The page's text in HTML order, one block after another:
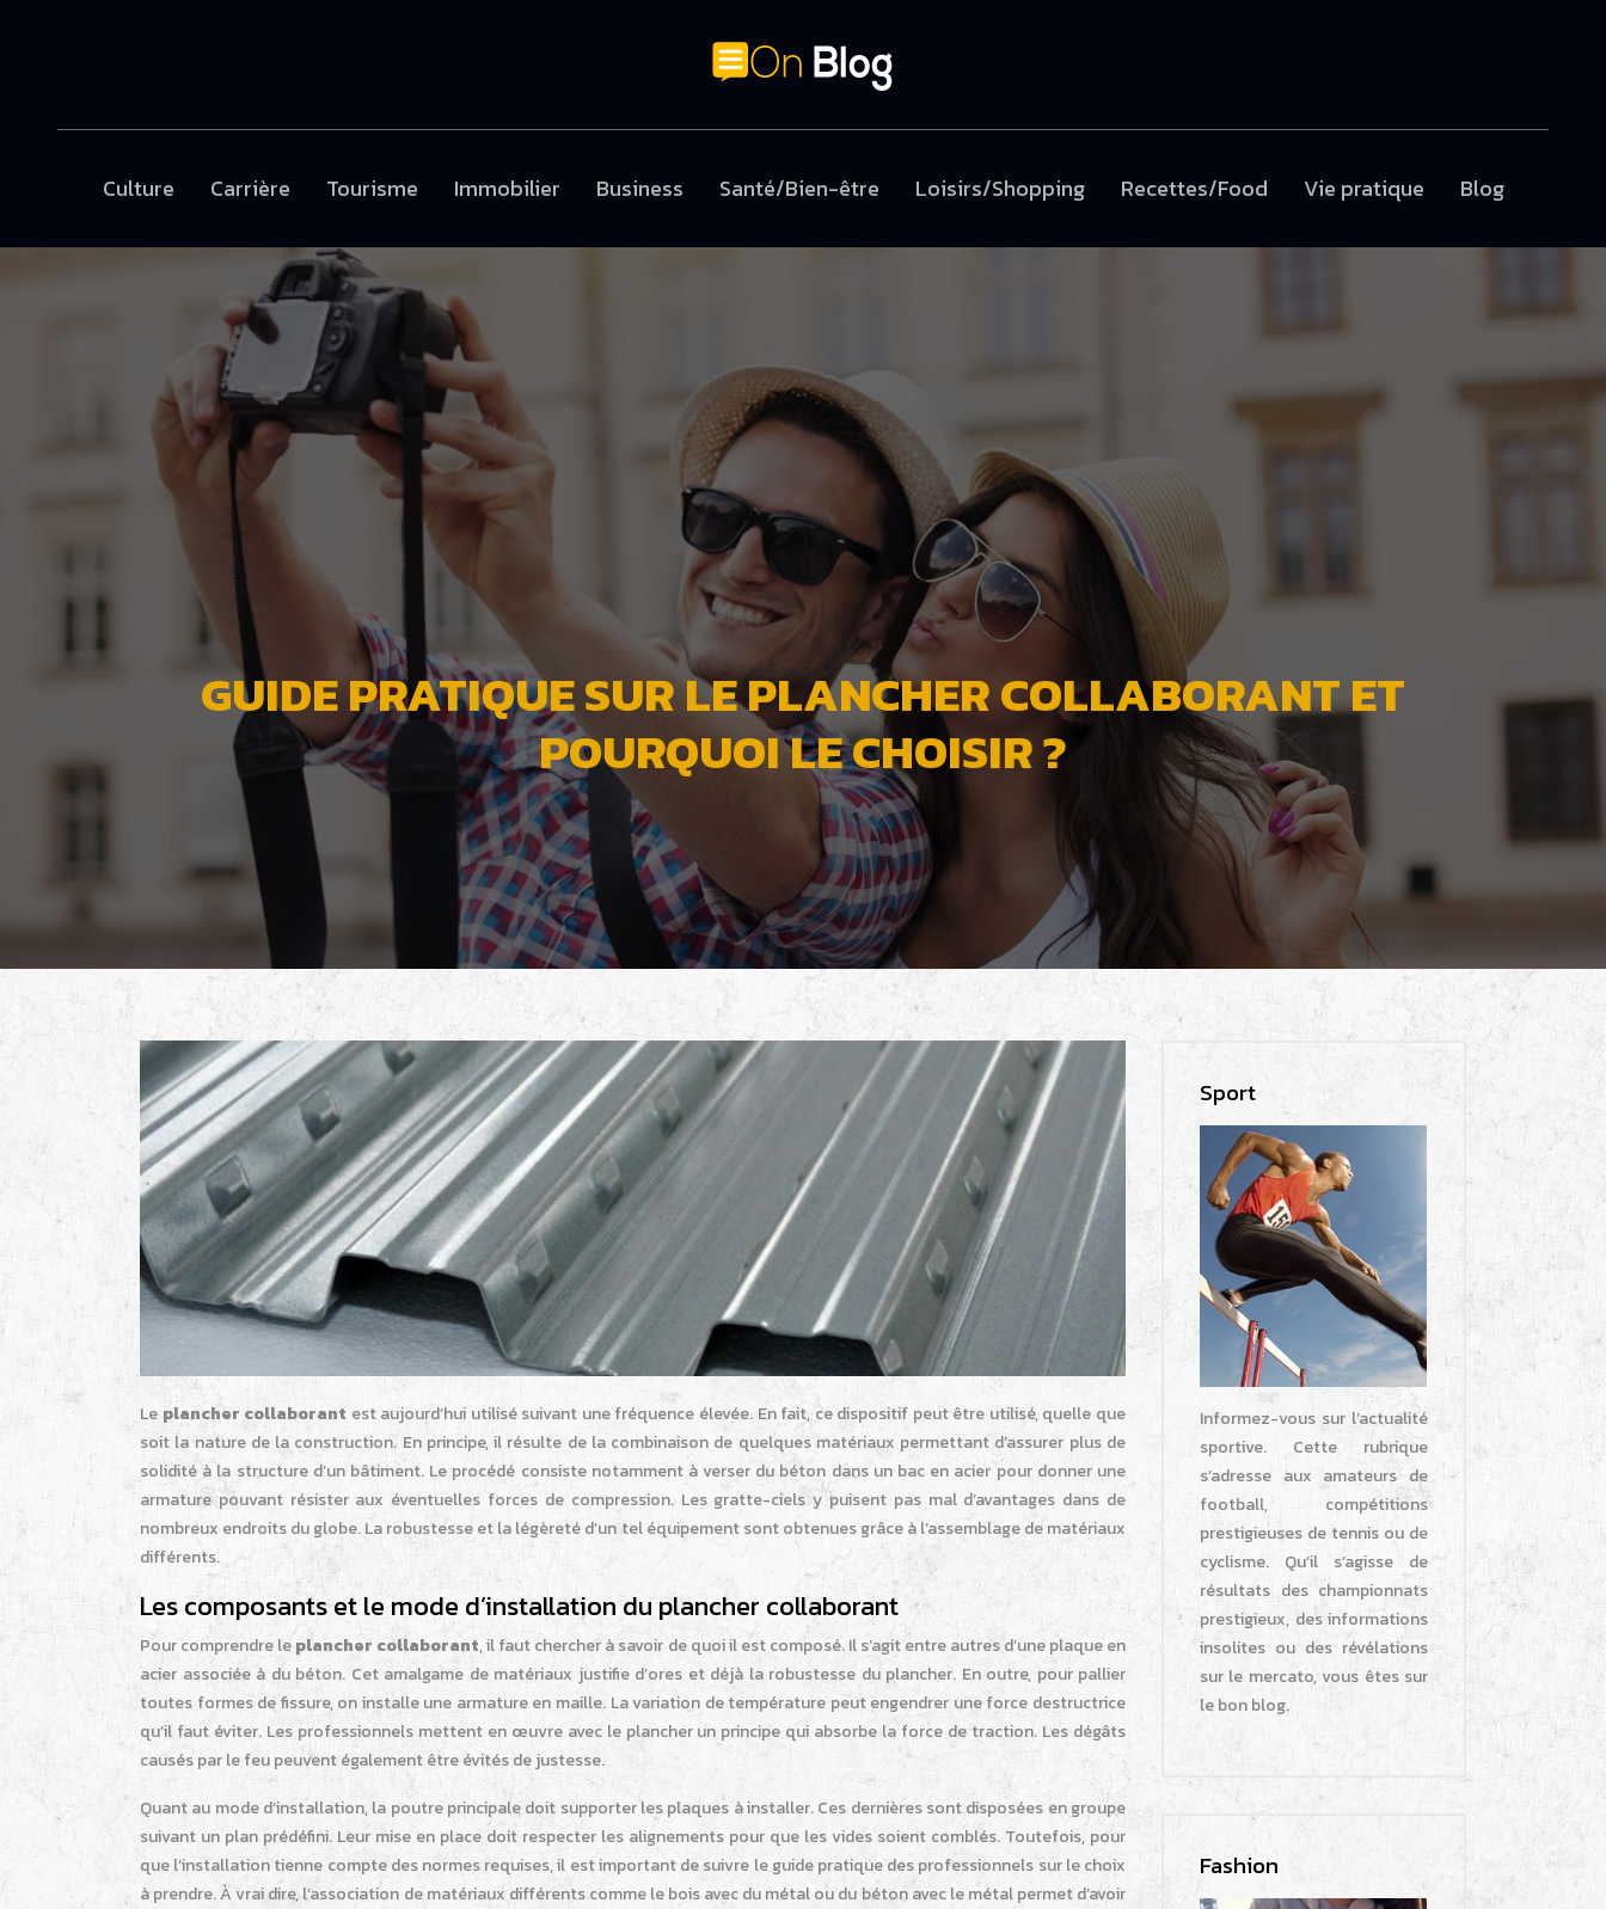
Culture Carrière Tourisme Immobilier Business Santé/Bien-être Loisirs/Shopping Recettes/Food Vie pratique Blog
GUIDE PRATIQUE SUR LE PLANCHER COLLABORANT ET
POURQUOI LE CHOISIR ?
Le plancher collaborant est aujourd’hui utilisé suivant une fréquence élevée. En fait, ce dispositif peut être utilisé, quelle que
soit la nature de la construction. En principe, il résulte de la combinaison de quelques matériaux permettant d’assurer plus de
solidité à la structure d’un bâtiment. Le procédé consiste notamment à verser du béton dans un bac en acier pour donner une
armature pouvant résister aux éventuelles forces de compression. Les gratte-ciels y puisent pas mal d’avantages dans de
nombreux endroits du globe. La robustesse et la légèreté d’un tel équipement sont obtenues grâce à l’assemblage de matériaux
différents.
Les composants et le mode d’installation du plancher collaborant
Pour comprendre leplancher collaborant, il faut chercher à savoir de quoi il est composé. Il s’agit entre autres d’une plaque en
acier associée à du béton. Cet amalgame de matériaux justifie d’ores et déjà la robustesse du plancher. En outre, pour pallier
toutes formes de fissure, on installe une armature en maille. La variation de température peut engendrer une force destructrice
qu’il faut éviter. Les professionnels mettent en œuvre avec le plancher un principe qui absorbe la force de traction. Les dégâts
causés par le feu peuvent également être évités de justesse.
Quant au mode d’installation, la poutre principale doit supporter les plaques à installer. Ces dernières sont disposées en groupe
suivant un plan prédéfini. Leur mise en place doit respecter les alignements pour que les vides soient comblés. Toutefois, pour
que l’installation tienne compte des normes requises, il est important de suivre le guide pratique des professionnels sur le choix
à prendre. À vrai dire, l’association de matériaux différents comme le bois avec du métal ou du béton avec le métal permet d’avoir
Sport
Informez-vous sur l’actualité
sportive. Cette rubrique
s’adresse aux amateurs de
football, compétitions
prestigieuses de tennis ou de
cyclisme. Qu’il s’agisse de
résultats des championnats
prestigieux, des informations
insolites ou des révélations
sur le mercato, vous êtes sur
le bon blog.
Fashion